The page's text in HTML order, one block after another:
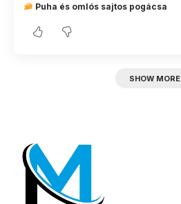
Puha és omlós sajtos pogácsa
SHOW MORE